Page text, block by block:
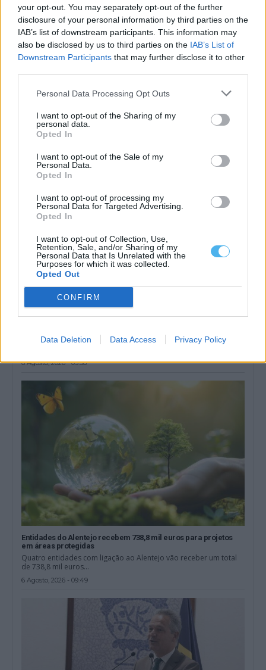
your opt-out. You may separately opt-out of the further
disclosure of your personal information by third parties on the
IAB’s list of downstream participants. This information may
also be disclosed by us to third parties on the IAB’s List of
Downstream Participants that may further disclose it to other
Personal Data Processing Opt Outs
I want to opt-out of the Sharing of my
personal data.
Opted In
I want to opt-out of the Sale of my
Personal Data.
Opted In
I want to opt-out of processing my
Personal Data for Targeted Advertising.
Opted In
I want to opt-out of Collection, Use,
Retention, Sale, and/or Sharing of my
Personal Data that Is Unrelated with the
Purposes for which it was collected.
Opted Out
CONFIRM
Data Deletion Data Access Privacy Policy
As estradas de Portalegre onde o mau tempo derrubou muros
vão ser intervencionadas
O Município de Portalegre abriu um concurso público, com um
preço base de 103.593,89...
6 Agosto, 2026 - 11:54
Portalegre foi o distrito do Alentejo com maior percentagem de
6 Agosto, 2026 - 09:58
Entidades do Alentejo recebem 738,8 mil euros para projetos
em áreas protegidas
Quatro entidades com ligação ao Alentejo vão receber um total
de 738,8 mil euros...
6 Agosto, 2026 - 09:49